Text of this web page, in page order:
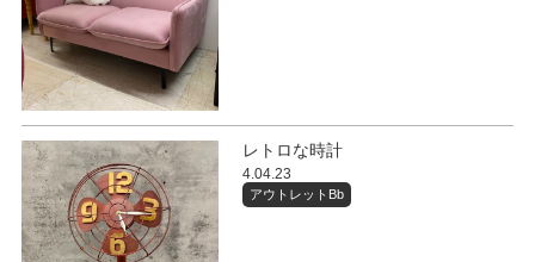
レトロな時計
4.04.23
アウトレットBb